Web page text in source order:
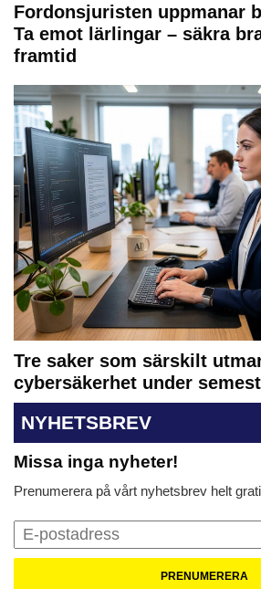
Fordonsjuristen uppmanar
Ta emot lärlingar – säkra
framtid
Tre saker som särskilt
cybersäkerhet under
NYHETSBREV
Missa inga nyheter!
Prenumerera på vårt nyhetsbrev helt